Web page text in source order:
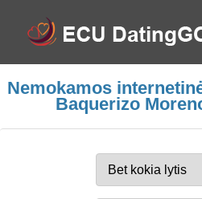
Nemokamos
Baquerizo